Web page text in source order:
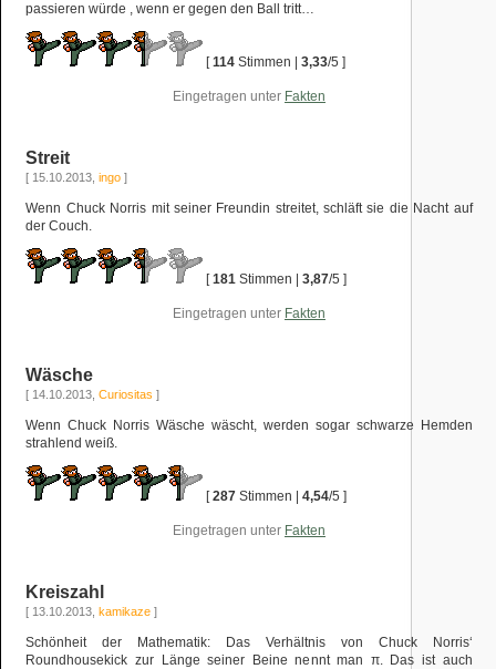
passieren würde , wenn er gegen den Ball tritt…
[114 Stimmen |3,33/5 ]
Eingetragen unter Fakten
Streit
[ 15.10.2013,ingo ]
Wenn Chuck Norris mit seiner Freundin streitet, schläft sie die Nacht auf
der Couch.
[181 Stimmen |3,87/5 ]
Eingetragen unter Fakten
Wäsche
[ 14.10.2013,Curiositas ]
Wenn Chuck Norris Wäsche wäscht, werden sogar schwarze Hemden
strahlend weiß.
[287 Stimmen |4,54/5 ]
Eingetragen unter Fakten
Kreiszahl
[ 13.10.2013,kamikaze ]
Schönheit der Mathematik: Das Verhältnis von Chuck Norris‘
Roundhousekick zur Länge seiner Beine nennt man π. Das ist auch